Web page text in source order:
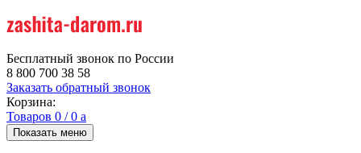
Бесплатный звонок по России
8 800 700 38 58
Заказать обратный звонок
Корзина:
Товаров 0 /0 a
Показать меню